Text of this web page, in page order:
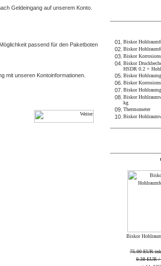
Geldeingang auf unserem Konto.
passend für den Paketboten
mit unseren Kontoinformationen.
01. Biskor
02. Biskor
03. Biskor
04. Biskor
HSDR 0.2 +
05. Biskor
06. Biskor
07. Biskor
08. Biskor
kg
09. Thermometer
10. Biskor
Biskor
75.00 EUR
9.38 EUR /